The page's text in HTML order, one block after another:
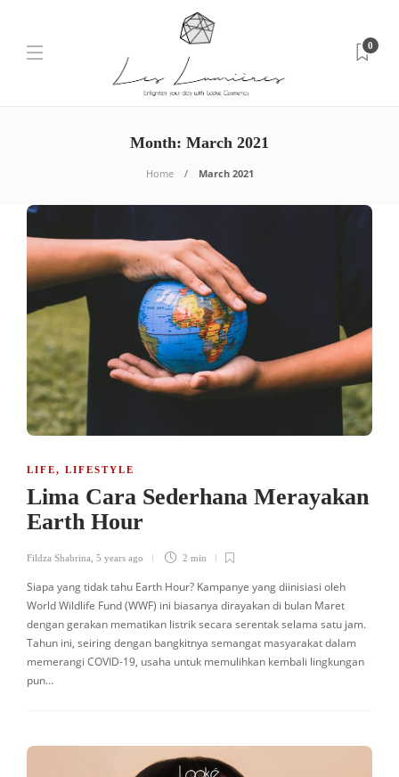
0
Month: March 2021
Home March 2021
LIFE, LIFESTYLE
Lima Cara Sederhana Merayakan
Earth Hour
Fildza Shabrina 5 years ago 2 min
Siapa yang tidak tahu Earth Hour? Kampanye yang diinisiasi oleh
World Wildlife Fund (WWF) ini biasanya dirayakan di bulan Maret
dengan gerakan mematikan listrik secara serentak selama satu jam.
Tahun ini, seiring dengan bangkitnya semangat masyarakat dalam
memerangi COVID-19, usaha untuk memulihkan kembali lingkungan
pun…